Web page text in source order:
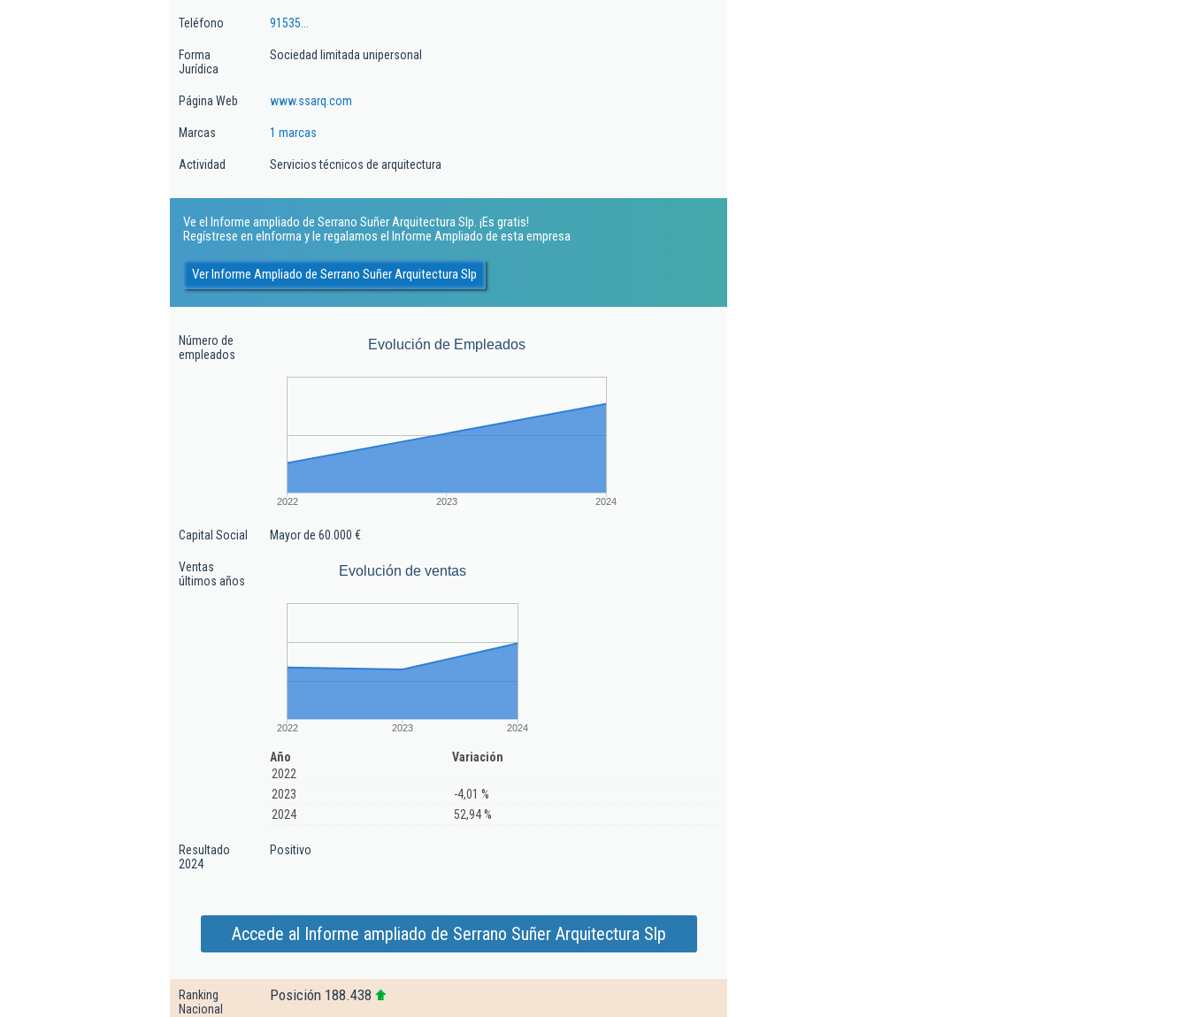
Teléfono 91535...
Forma
Jurídica
Sociedad limitada unipersonal
Página Web www.ssarq.com
Marcas 1 marcas
Actividad Servicios técnicos de arquitectura
Ve el Informe ampliado de Serrano Suñer Arquitectura Slp. ¡Es gratis!
Regístrese en eInforma y le regalamos el Informe Ampliado de esta empresa
Ver Informe Ampliado de Serrano Suñer Arquitectura Slp
Número de
empleados
Evolución de Empleados
2022 2023 2024
Capital Social Mayor de 60.000 €
Ventas
últimos años
Evolución de ventas
2022 2023 2024
Año
Variación
2022
2023
-4,01 %
2024
52,94 %
Resultado
2024
Positivo
Accede al Informe ampliado de Serrano Suñer Arquitectura Slp
Ranking
Nacional
Posición 188.438